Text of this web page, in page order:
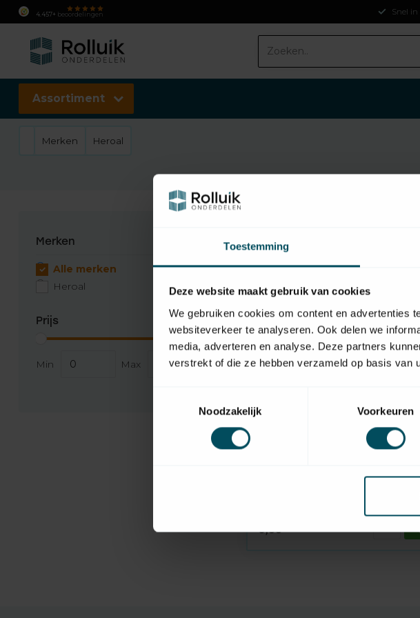
Toestemming
Deze website maakt gebruik van cookies
We gebruiken cookies om content en advertenties
websiteverkeer te analyseren. Ook delen we
media, adverteren en analyse. Deze partners
verstrekt of die ze hebben verzameld op basis van
Noodzakelijk
Voorkeuren
4.457+ beoordelingen Snel in
Assortiment
Merken Heroal
Merken
Alle merken
Heroal
Prijs
Min Max
Plaatschroef 3.9x22 mm RVS
0,65